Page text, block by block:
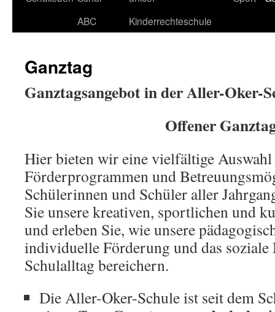
ABC
Kinderrechteschule
Ganztag
Ganztagsangebotin der Aller-Oker-
Offener
Hier bieten wir eine vielfältige
Förderprogrammen und
Schülerinnen und Schüler aller
Sie unsere kreativen, sportlichen und
und erleben Sie, wie unsere
individuelle Förderung und das
Schulalltag bereichern.
Die Aller-Oker-Schule ist seit dem